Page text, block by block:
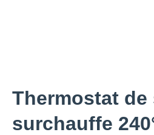
Thermostat de
surchauffe